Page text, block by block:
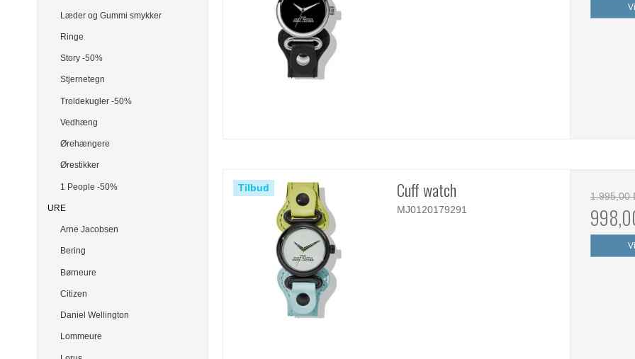
Læder og Gummi smykker
Ringe
Story -50%
Stjernetegn
Troldekugler -50%
Vedhæng
Ørehængere
Ørestikker
1 People -50%
URE
Arne Jacobsen
Bering
Børneure
Citizen
Daniel Wellington
Lommeure
Tilbud Cuff watch
MJ0120179291
1.995,00